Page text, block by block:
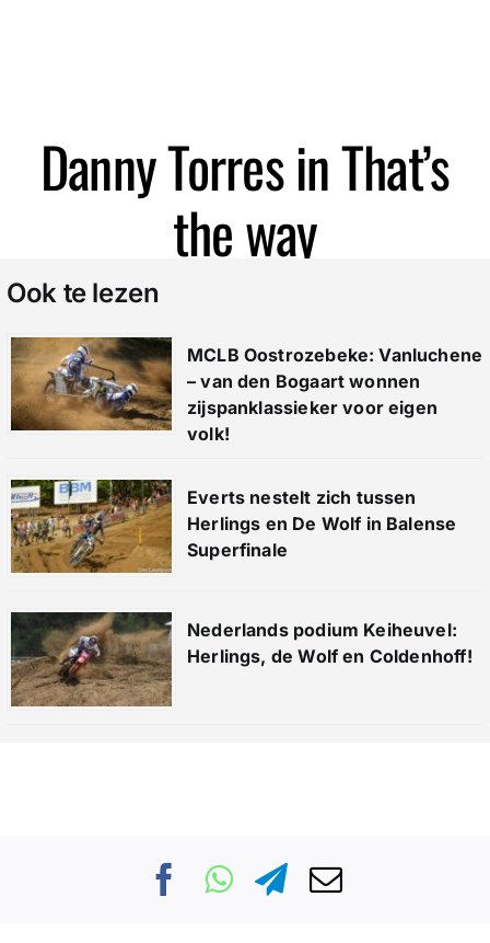
Danny Torres in That’s
the way
Ook te lezen
MCLB Oostrozebeke: Vanluchene
– van den Bogaart wonnen
zijspanklassieker voor eigen
volk!
Everts nestelt zich tussen
Herlings en De Wolf in Balense
Superfinale
Nederlands podium Keiheuvel:
Herlings, de Wolf en Coldenhoff!